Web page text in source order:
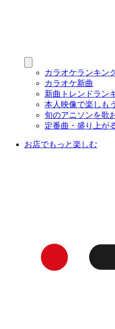
カラオケランキン
カラオケ新曲
新曲トレンドラン
本人映像で楽しもう
旬のアニソンを歌
定番曲・盛り上が
お店でもっと楽しむ